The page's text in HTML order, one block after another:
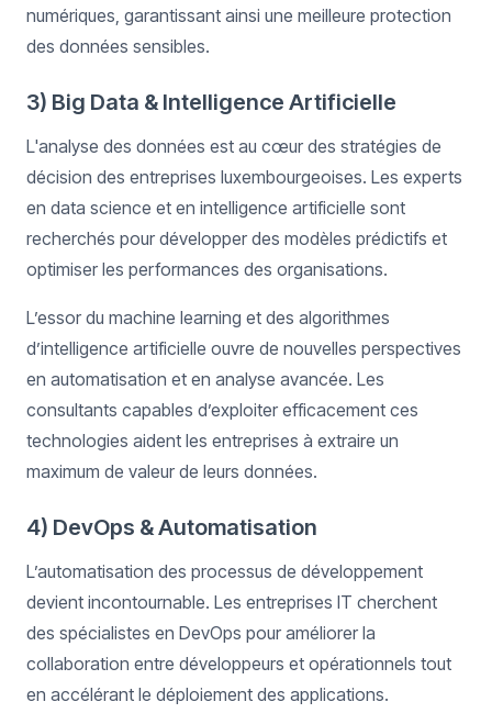
numériques, garantissant ainsi une meilleure protection
des données sensibles.
3) Big Data & Intelligence Artificielle
L'analyse des données est au cœur des stratégies de
décision des entreprises luxembourgeoises. Les experts
en data science et en intelligence artificielle sont
recherchés pour développer des modèles prédictifs et
optimiser les performances des organisations.
L’essor du machine learning et des algorithmes
d’intelligence artificielle ouvre de nouvelles perspectives
en automatisation et en analyse avancée. Les
consultants capables d’exploiter efficacement ces
technologies aident les entreprises à extraire un
maximum de valeur de leurs données.
4) DevOps & Automatisation
L’automatisation des processus de développement
devient incontournable. Les entreprises IT cherchent
des spécialistes en DevOps pour améliorer la
collaboration entre développeurs et opérationnels tout
en accélérant le déploiement des applications.